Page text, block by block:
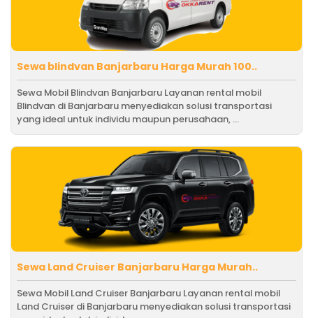
Sewa blindvan Banjarbaru Harga Murah 100..
Sewa Mobil Blindvan Banjarbaru Layanan rental mobil
Blindvan di Banjarbaru menyediakan solusi transportasi
yang ideal untuk individu maupun perusahaan, ...
Sewa Land Cruiser Banjarbaru Harga Murah..
Sewa Mobil Land Cruiser Banjarbaru Layanan rental mobil
Land Cruiser di Banjarbaru menyediakan solusi transportasi